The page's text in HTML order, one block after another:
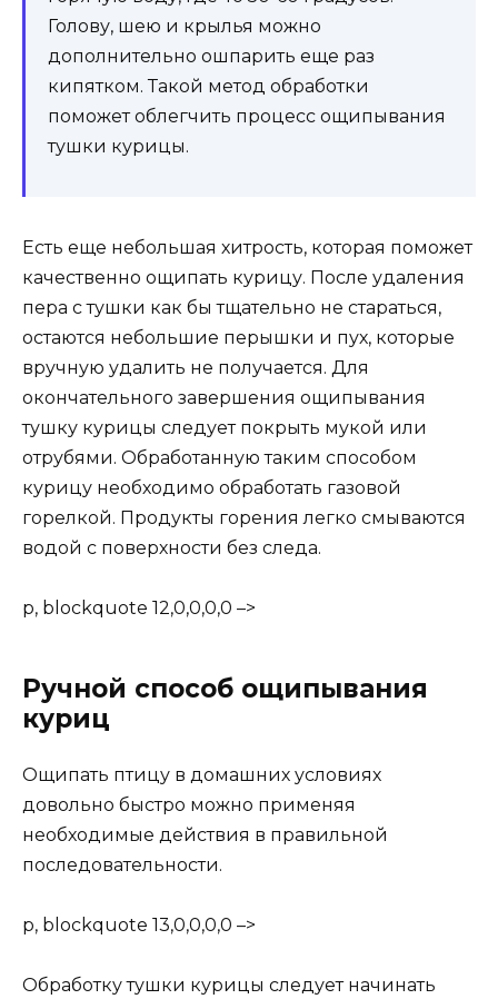
Голову, шею и крылья можно
дополнительно ошпарить еще раз
кипятком. Такой метод обработки
поможет облегчить процесс ощипывания
тушки курицы.
Есть еще небольшая хитрость, которая поможет
качественно ощипать курицу. После удаления
пера с тушки как бы тщательно не стараться,
остаются небольшие перышки и пух, которые
вручную удалить не получается. Для
окончательного завершения ощипывания
тушку курицы следует покрыть мукой или
отрубями. Обработанную таким способом
курицу необходимо обработать газовой
горелкой. Продукты горения легко смываются
водой с поверхности без следа.
p, blockquote 12,0,0,0,0 –>
Ручной способ ощипывания
куриц
Ощипать птицу в домашних условиях
довольно быстро можно применяя
необходимые действия в правильной
последовательности.
p, blockquote 13,0,0,0,0 –>
Обработку тушки курицы следует начинать